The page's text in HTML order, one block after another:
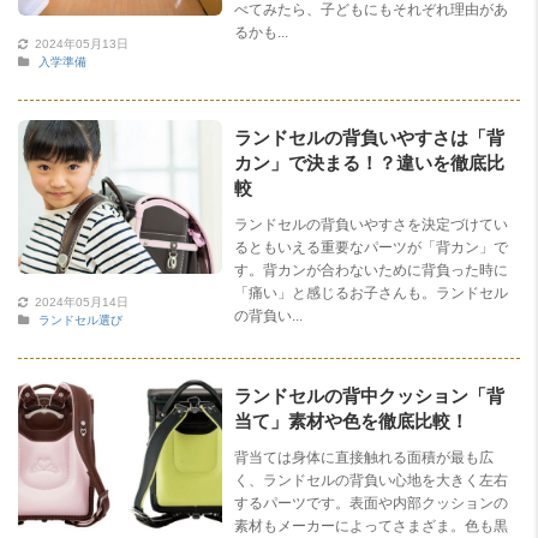
べてみたら、子どもにもそれぞれ理由があ
るかも...
2024年05月13日
入学準備
ランドセルの背負いやすさは「背
カン」で決まる！？違いを徹底比
較
ランドセルの背負いやすさを決定づけてい
るともいえる重要なパーツが「背カン」で
す。背カンが合わないために背負った時に
「痛い」と感じるお子さんも。ランドセル
の背負い...
2024年05月14日
ランドセル選び
ランドセルの背中クッション「背
当て」素材や色を徹底比較！
背当ては身体に直接触れる面積が最も広
く、ランドセルの背負い心地を大きく左右
するパーツです。表面や内部クッションの
素材もメーカーによってさまざま。色も黒